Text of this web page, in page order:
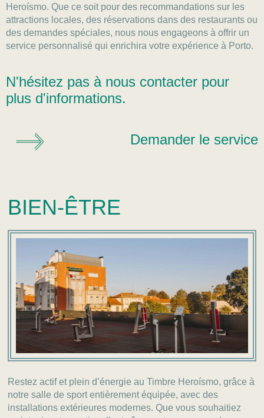
Heroísmo. Que ce soit pour des recommandations sur les
attractions locales, des réservations dans des restaurants ou
des demandes spéciales, nous nous engageons à offrir un
service personnalisé qui enrichira votre expérience à Porto.
N'hésitez pas à nous contacter pour
plus d'informations.
Demander le service
Restez actif et plein d’énergie au Timbre Heroísmo, grâce à
notre salle de sport entièrement équipée, avec des
installations extérieures modernes. Que vous souhaitiez
BIEN-ÊTRE